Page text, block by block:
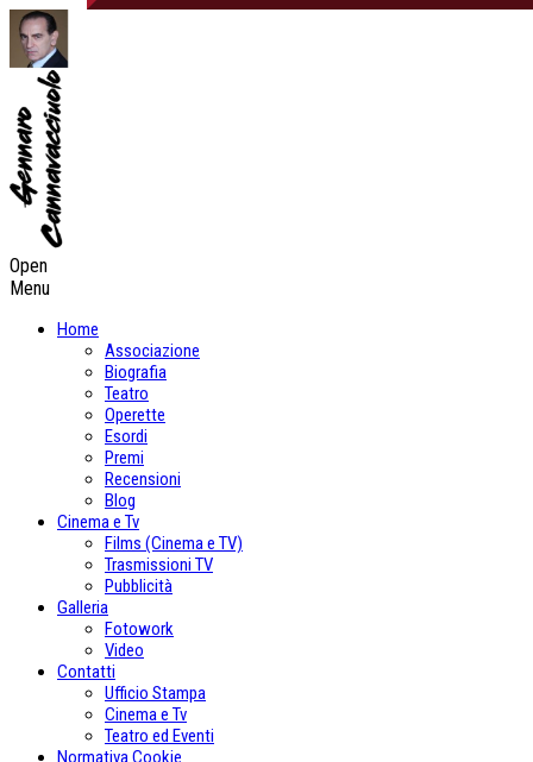
Open
Menu
Home
Associazione
Biografia
Teatro
Operette
Esordi
Premi
Recensioni
Blog
Cinema e Tv
Films (Cinema e TV)
Trasmissioni TV
Pubblicità
Galleria
Fotowork
Video
Contatti
Ufficio Stampa
Cinema e Tv
Teatro ed Eventi
Normativa Cookie